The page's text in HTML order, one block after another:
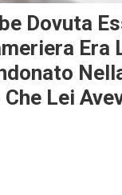
Dovuta
Era
Lei